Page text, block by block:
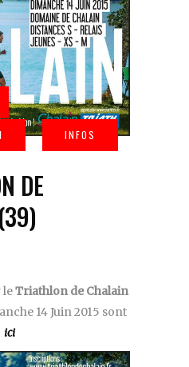
DE
leTriathlon de Chalain
14 Juin 2015 sont
ici